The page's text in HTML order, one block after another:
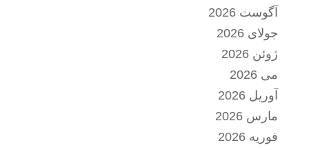
آگوست 2026
جولای 2026
ژوئن 2026
می 2026
آوریل 2026
مارس 2026
فوریه 2026